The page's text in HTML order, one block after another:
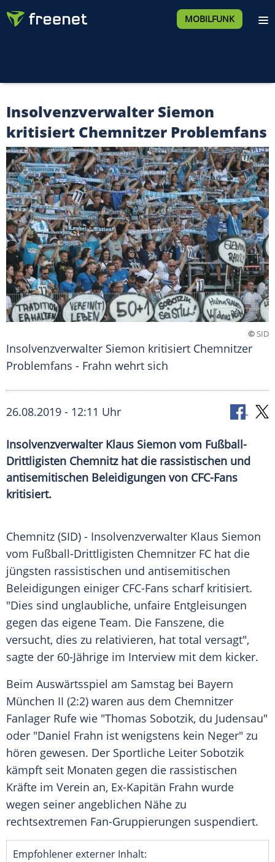
MOBILFUNK
Insolvenzverwalter Siemon
kritisiert Chemnitzer Problemfans
©SID
Insolvenzverwalter Siemon kritisiert Chemnitzer
Problemfans - Frahn wehrt sich
26.08.2019 - 12:11 Uhr
Insolvenzverwalter Klaus Siemon vom Fußball-
Drittligisten Chemnitz hat die rassistischen und
antisemitischen Beleidigungen von CFC-Fans
kritisiert.
Chemnitz (SID) - Insolvenzverwalter Klaus Siemon
vom Fußball-Drittligisten Chemnitzer FC hat die
jüngsten rassistischen und antisemitischen
Beleidigungen einiger CFC-Fans scharf kritisiert.
"Dies sind unglaubliche, unfaire Entgleisungen
gegen das eigene Team. Die Fanszene, die
versucht, dies zu relativieren, hat total versagt",
sagte der 60-Jährige im Interview mit dem kicker.
Beim Auswärtsspiel am Samstag bei Bayern
München II (2:2) waren aus dem Chemnitzer
Fanlager Rufe wie "Thomas Sobotzik, du Judensau"
oder "Daniel Frahn ist wenigstens kein Neger" zu
hören gewesen. Der Sportliche Leiter Sobotzik
kämpft seit Monaten gegen die rassistischen
Kräfte im Verein an, Ex-Kapitän Frahn wurde
wegen seiner angeblichen Nähe zu
rechtsextremen Fan-Gruppierungen suspendiert.
Empfohlener externer Inhalt: